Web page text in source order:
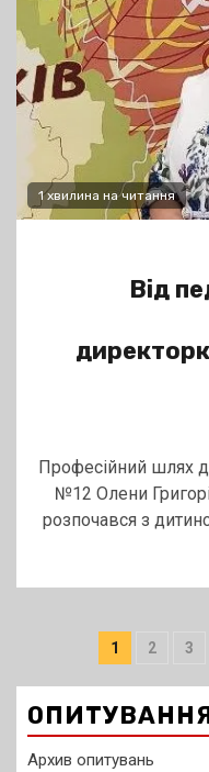
1 хвилина на читання
Від
Професійний шлях
№12 Олени
розпочався з
1 2 3
Архив опитувань